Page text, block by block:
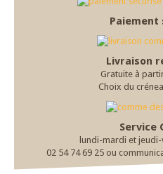
Paiement
Livraison
Gratuite à
Choix du
Service
lundi-mardi et jeudi-
02 54 74 69 25 ou